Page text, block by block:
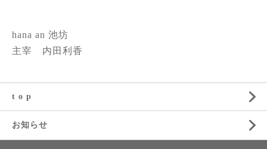
hana an 池坊
主宰 内田利香
t o p
お知らせ